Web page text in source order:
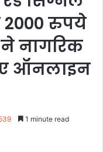
रुपये
नागरिक
ऑनलाइन
1 minute read